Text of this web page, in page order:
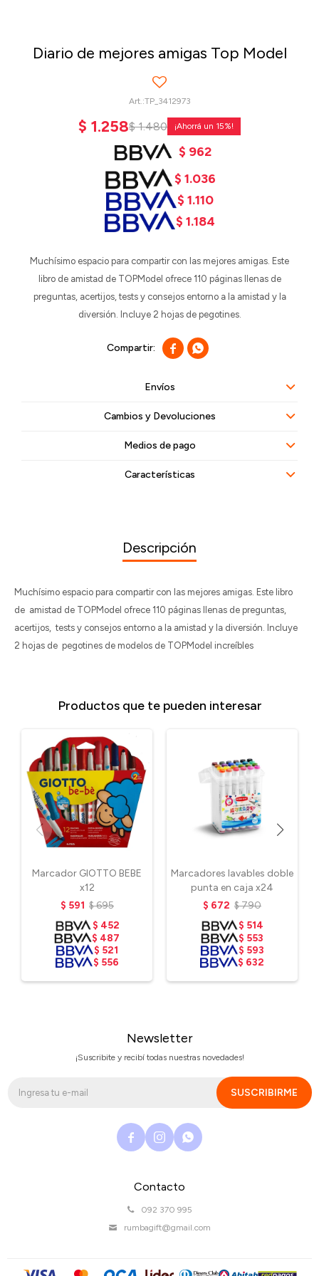
Diario de mejores amigas Top Model
TP_3412973
$ 1.258$ 1.480 15
$ 962
$ 1.036
$ 1.110
$ 1.184
Muchísimo espacio para compartir con las mejores amigas. Este
libro de amistad de TOPModel ofrece 110 páginas llenas de
preguntas, acertijos, tests y consejos entorno a la amistad y la
diversión. Incluye 2 hojas de pegotines.
 
Envíos
Cambios y Devoluciones
Medios de pago
Características
Descripción
Muchísimo espacio para compartir con las mejores amigas. Este libro
de amistad de TOPModel ofrece 110 páginas llenas de preguntas,
acertijos, tests y consejos entorno a la amistad y la diversión. Incluye
2 hojas de pegotines de modelos de TOPModel increíbles
Productos que te pueden interesar
Marcador GIOTTO BEBE
x12
$ 591 $695
$ 452
$ 487
$ 521
$ 556
Marcadores lavables doble
punta en caja x24
$ 672 $790
$ 514
$ 553
$ 593
$ 632
Contacto
092 370 995
rumbagift@gmail.com
Newsletter
¡Suscribite y recibí todas nuestras novedades!
SUSCRIBIRME
  